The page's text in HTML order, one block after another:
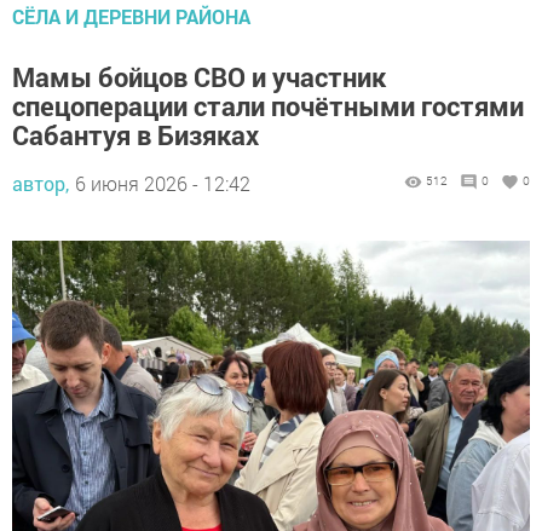
СЁЛА И ДЕРЕВНИ РАЙОНА
Мамы бойцов СВО и участник
спецоперации стали почётными гостями
Сабантуя в Бизяках
автор, 6 июня 2026 - 12:42 512 0 0